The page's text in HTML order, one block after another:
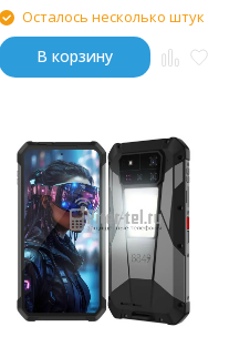
Осталось несколько штук
В корзину